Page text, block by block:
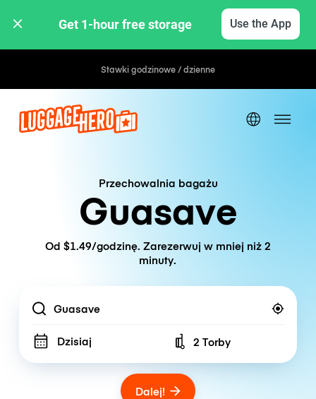
Get 1-hour free storage Use the App
Stawki godzinowe / dzienne
Przechowalnia bagażu
Guasave
Od $1.49/godzinę. Zarezerwuj w mniej niż 2
minuty.
Location
Dzisiaj Number of bags
2 Torby
Dalej!